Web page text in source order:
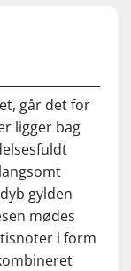
går det for
ligger bag
gylden
mødes
i form